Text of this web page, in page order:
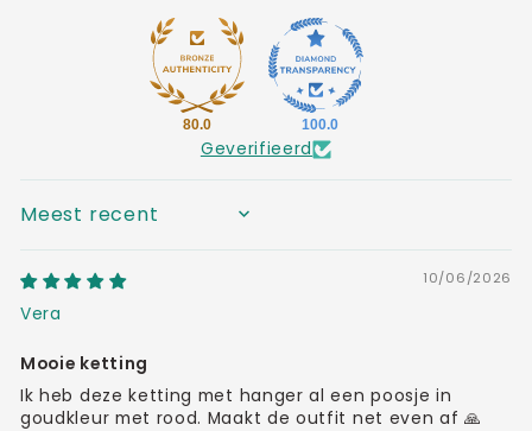
80.0 100.0
Geverifieerd
SORT BY
10/06/2026
Vera
Mooie ketting
Ik heb deze ketting met hanger al een poosje in
goudkleur met rood. Maakt de outfit net even af 🙏